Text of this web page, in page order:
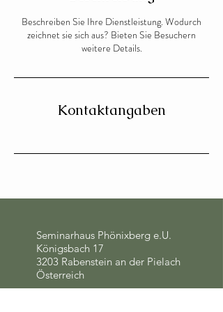
Beschreiben Sie Ihre Dienstleistung. Wodurch
zeichnet sie sich aus? Bieten Sie Besuchern
weitere Details.
Kontaktangaben
Seminarhaus Phönixberg e.U.
Königsbach 17
3203 Rabenstein an der Pielach
Österreich